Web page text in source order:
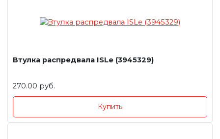
Втулка распредвала ISLe (3945329)
270.00 руб.
Купить